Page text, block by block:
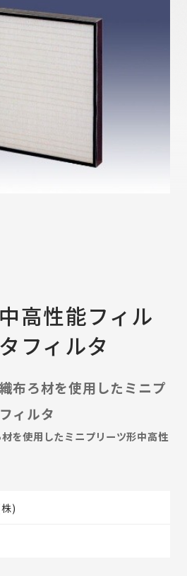
高性能フィル
フィルタ
布ろ材を使用したミニプ
ィルタ
を使用したミニプリーツ形中高性
)